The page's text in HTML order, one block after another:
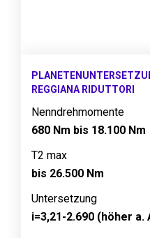
REGGIANA RIDUTTORI
Nenndrehmomente
680 Nm bis 18.100 Nm
T2 max
bis 26.500 Nm
Untersetzung
i=3,21-2.690 (höher a.